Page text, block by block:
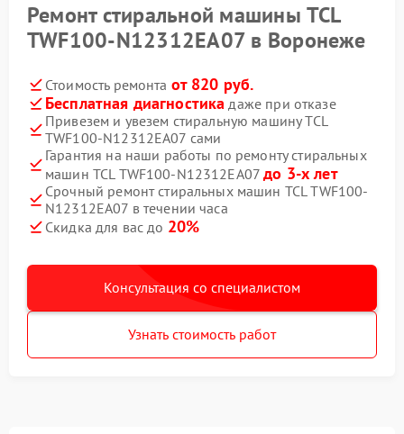
Ремонт стиральной машины TCL
TWF100-N12312EA07 в Воронеже
Стоимость ремонта от 820 руб.
Бесплатная диагностика даже при отказе
Привезем и увезем стиральную машину TCL
TWF100-N12312EA07 сами
Гарантия на наши работы по ремонту стиральных
машин TCL TWF100-N12312EA07до 3-х лет
Срочный ремонт стиральных машин TCL TWF100-
N12312EA07 в течении часа
Скидка для вас до 20%
Консультация со специалистом
Узнать стоимость работ